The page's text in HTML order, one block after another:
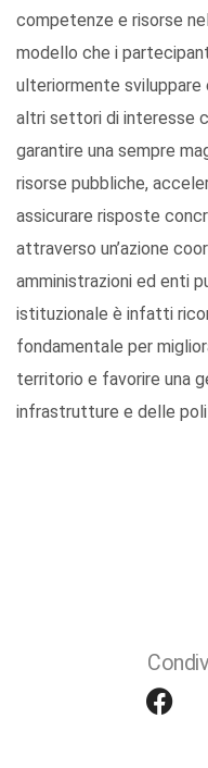
competenze e risorse
modello che i
ulteriormente sviluppare
altri settori di interesse
garantire una sempre
risorse pubbliche,
assicurare risposte
attraverso un’azione
amministrazioni ed enti
istituzionale è infatti
fondamentale per
territorio e favorire una
infrastrutture e delle